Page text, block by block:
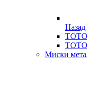
Назад
ТОТО
ТОТО
Миски